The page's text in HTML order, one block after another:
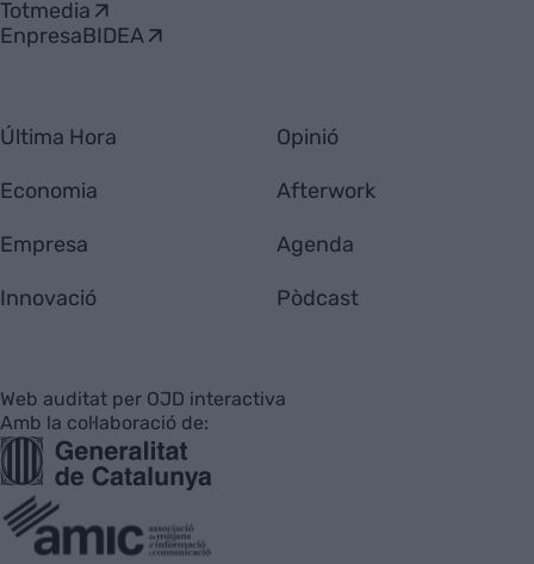
Totmedia
EnpresaBIDEA
Última Hora
Economia
Empresa
Innovació
Opinió
Afterwork
Agenda
Pòdcast
Web auditat per OJD interactiva
Amb la col·laboració de: